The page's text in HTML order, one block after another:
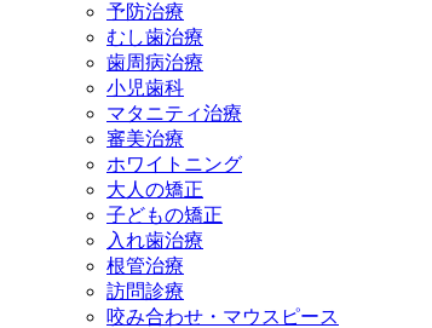
予防治療
むし歯治療
歯周病治療
小児歯科
マタニティ治療
審美治療
ホワイトニング
大人の矯正
子どもの矯正
入れ歯治療
根管治療
訪問診療
咬み合わせ・マウスピース